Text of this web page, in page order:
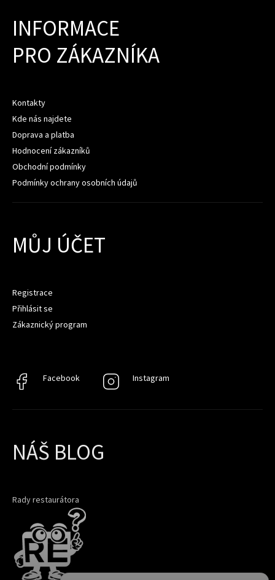
INFORMACE
PRO ZÁKAZNÍKA
Kontakty
Kde nás najdete
Doprava a platba
Hodnocení zákazníků
Obchodní podmínky
Podmínky ochrany osobních údajů
MŮJ ÚČET
Registrace
Přihlásit se
Zákaznický program
Facebook
Facebook Instagram
Instagram
NÁŠ BLOG
Rady restaurátora